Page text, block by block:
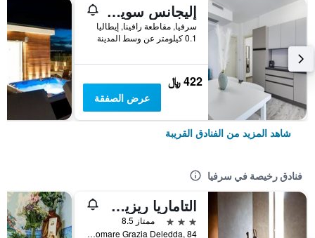
إليجانس سويت أبارتمنتس - سيرولي كوليكشن
سرفيا, مقاطعة رافينا, إيطاليا
0.1 كيلومتر عن وسط المدينة
422 ﷼
عرض الصفقة
شاهد المزيد من الفنادق القريبة
فنادق رخيصة في سرفيا
التاماريا ريزيدنس آند هوتل
3 نجوم
ممتاز 8.5
Lungomare Grazia Deledda, 84, سرفيا, مقاطعة رافينا, إيطاليا